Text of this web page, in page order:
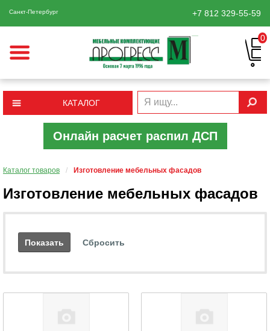
Санкт-Петербург +7 812 329-55-59
0
КАТАЛОГ
Онлайн расчет распил ДСП
Каталог товаров / Изготовление мебельных фасадов
Изготовление мебельных фасадов